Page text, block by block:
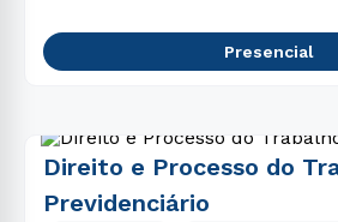
Presencial
Direito e Processo do
Previdenciário